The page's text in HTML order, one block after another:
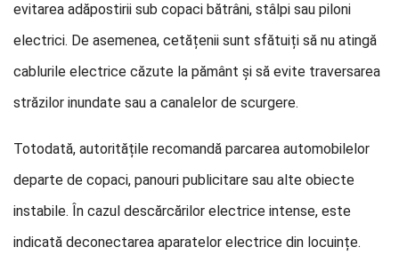
evitarea adăpostirii sub copaci bătrâni, stâlpi sau piloni
electrici. De asemenea, cetățenii sunt sfătuiți să nu atingă
cablurile electrice căzute la pământ și să evite traversarea
străzilor inundate sau a canalelor de scurgere.
Totodată, autoritățile recomandă parcarea automobilelor
departe de copaci, panouri publicitare sau alte obiecte
instabile. În cazul descărcărilor electrice intense, este
indicată deconectarea aparatelor electrice din locuințe.